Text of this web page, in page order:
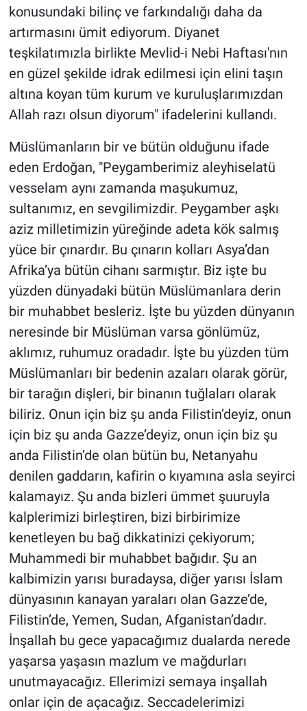
konusundaki bilinç ve farkındalığı daha da
artırmasını ümit ediyorum. Diyanet
teşkilatımızla birlikte Mevlid-i Nebi Haftası'nın
en güzel şekilde idrak edilmesi için elini taşın
altına koyan tüm kurum ve kuruluşlarımızdan
Allah razı olsun diyorum" ifadelerini kullandı.
Müslümanların bir ve bütün olduğunu ifade
eden Erdoğan, "Peygamberimiz aleyhiselatü
vesselam aynı zamanda maşukumuz,
sultanımız, en sevgilimizdir. Peygamber aşkı
aziz milletimizin yüreğinde adeta kök salmış
yüce bir çınardır. Bu çınarın kolları Asya’dan
Afrika’ya bütün cihanı sarmıştır. Biz işte bu
yüzden dünyadaki bütün Müslümanlara derin
bir muhabbet besleriz. İşte bu yüzden dünyanın
neresinde bir Müslüman varsa gönlümüz,
aklımız, ruhumuz oradadır. İşte bu yüzden tüm
Müslümanları bir bedenin azaları olarak görür,
bir tarağın dişleri, bir binanın tuğlaları olarak
biliriz. Onun için biz şu anda Filistin’deyiz, onun
için biz şu anda Gazze’deyiz, onun için biz şu
anda Filistin’de olan bütün bu, Netanyahu
denilen gaddarın, kafirin o kıyamına asla seyirci
kalamayız. Şu anda bizleri ümmet şuuruyla
kalplerimizi birleştiren, bizi birbirimize
kenetleyen bu bağ dikkatinizi çekiyorum;
Muhammedi bir muhabbet bağıdır. Şu an
kalbimizin yarısı buradaysa, diğer yarısı İslam
dünyasının kanayan yaraları olan Gazze’de,
Filistin’de, Yemen, Sudan, Afganistan’dadır.
İnşallah bu gece yapacağımız dualarda nerede
yaşarsa yaşasın mazlum ve mağdurları
unutmayacağız. Ellerimizi semaya inşallah
onlar için de açacağız. Seccadelerimizi